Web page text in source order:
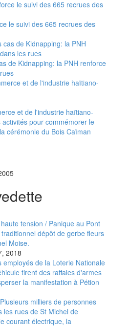
le suivi des 665 recrues des
de Kidnapping: la PNH renforce
et de l'industrie haïtiano-
pour commémorer le
cérémonie du Bois Caïman
tension / Panique au Pont
dépôt de gerbe fleurs
Moise.
2018
employés de la Loterie Nationale
tirent des raffales d'armes
la manifestation à Pétion
milliers de personnes
les rues de St Michel de
courant électrique, la